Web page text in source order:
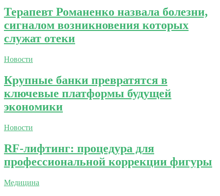
Терапевт Романенко назвала болезни,
сигналом возникновения которых
служат отеки
Новости
Крупные банки превратятся в
ключевые платформы будущей
экономики
Новости
RF-лифтинг: процедура для
профессиональной коррекции фигуры
Медицина